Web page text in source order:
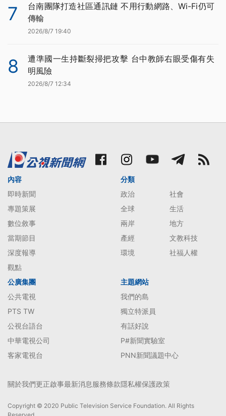
7
台南團隊打造社區通訊鏈 不用行動網路、Wi-Fi仍可
傳輸
2026/8/7 19:40
8
遭準國一生持斷裂掃把攻擊 台中教師右眼受傷有失
明風險
2026/8/7 12:34
內容
即時新聞
專題策展
數位敘事
當期節目
深度報導
觀點
分類
政治
社會
全球
生活
兩岸
地方
產經
文教科技
環境
社福人權
公廣集團
公共電視
PTS TW
公視台語台
中華電視公司
客家電視台
主題網站
我們的島
獨立特派員
有話好說
P#新聞實驗室
PNN新聞議題中心
關於我們更正啟事最新消息服務條款隱私權保護政策
Copyright © 2020 Public Television Service Foundation. All Rights